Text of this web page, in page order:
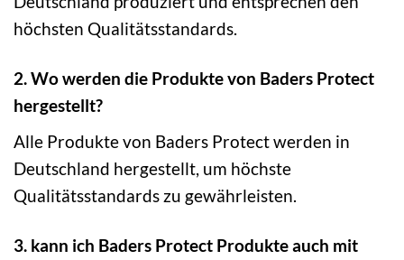
höchsten Qualitätsstandards.
2. Wo werden die Produkte von Baders Protect
hergestellt?
Alle Produkte von Baders Protect werden in
Deutschland hergestellt, um höchste
Qualitätsstandards zu gewährleisten.
3. kann ich Baders Protect Produkte auch mit